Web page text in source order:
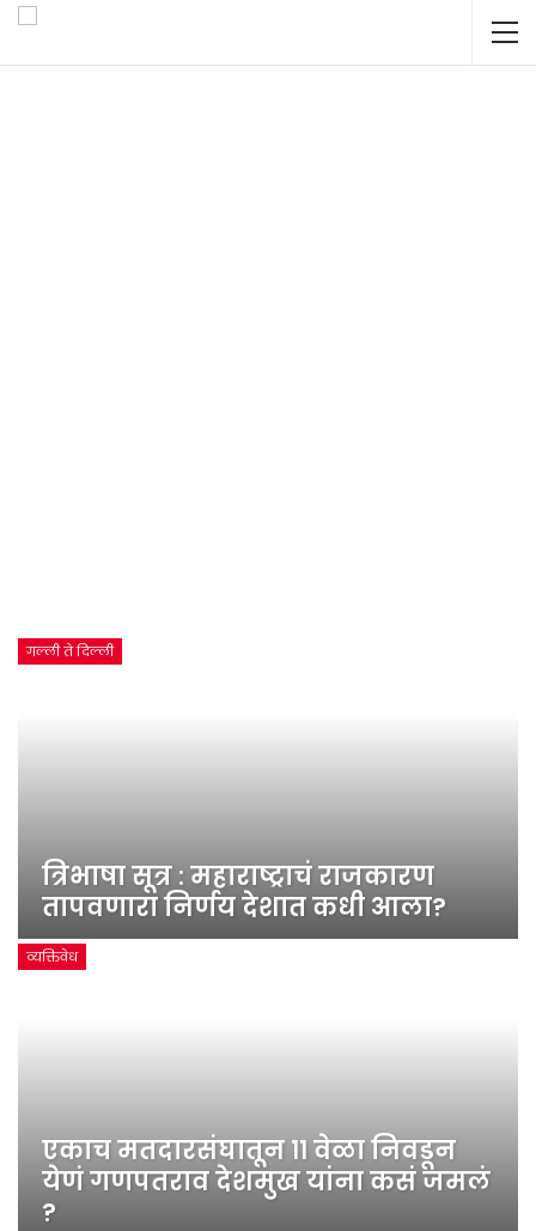
गल्ली ते दिल्ली
त्रिभाषा सूत्र : महाराष्ट्राचं राजकारण
तापवणारा निर्णय देशात कधी आला?
व्यक्तिवेध
एकाच मतदारसंघातून ११ वेळा निवडून
येणं गणपतराव देशमुख यांना कसं जमलं
?